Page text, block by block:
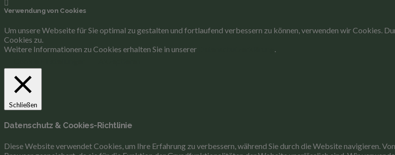
Verwendung von Cookies
Um unsere Webseite für Sie optimal zu gestalten und fortlaufend verbessern zu können, verwenden wir Cookies.
Cookies zu.
Weitere Informationen zu Cookies erhalten Sie in unserer
.
Schließen
Datenschutz & Cookies-Richtlinie
Diese Website verwendet Cookies, um Ihre Erfahrung zu verbessern, während Sie durch die Website navigieren.